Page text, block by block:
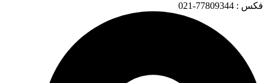
فکس : 77809344-021